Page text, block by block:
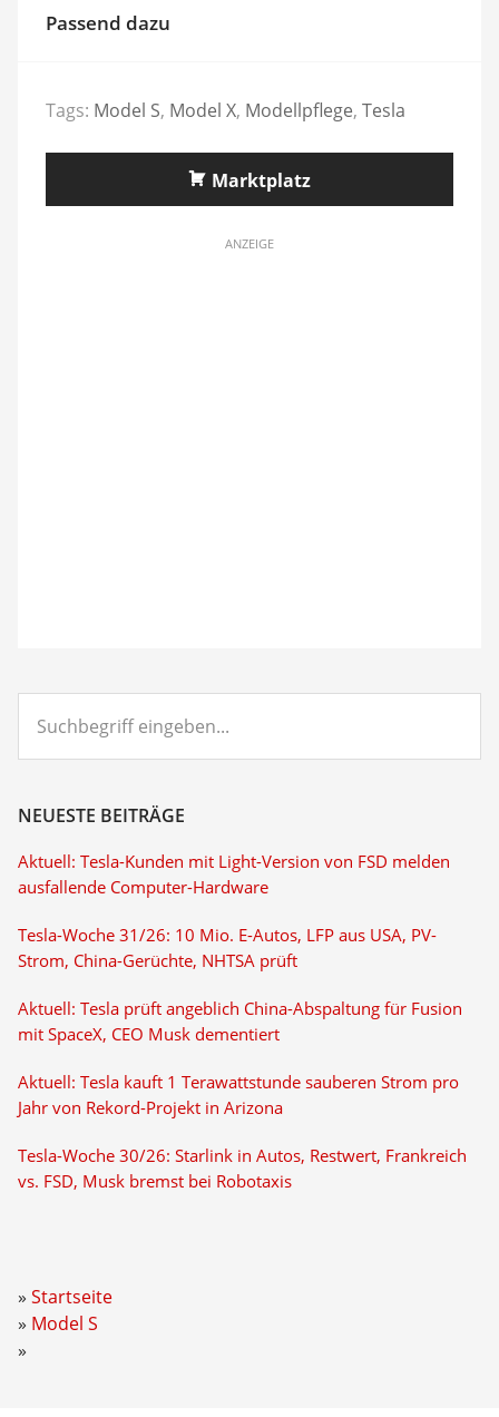
Passend dazu
Tags: Model S, Model X, Modellpflege, Tesla
Marktplatz
ANZEIGE
eingeben...
NEUESTE BEITRÄGE
Aktuell: Tesla-Kunden mit Light-Version von FSD melden
ausfallende Computer-Hardware
Tesla-Woche 31/26: 10 Mio. E-Autos, LFP aus USA, PV-
Strom, China-Gerüchte, NHTSA prüft
Aktuell: Tesla prüft angeblich China-Abspaltung für Fusion
mit SpaceX, CEO Musk dementiert
Aktuell: Tesla kauft 1 Terawattstunde sauberen Strom pro
Jahr von Rekord-Projekt in Arizona
Tesla-Woche 30/26: Starlink in Autos, Restwert, Frankreich
vs. FSD, Musk bremst bei Robotaxis
Startseite
Model S